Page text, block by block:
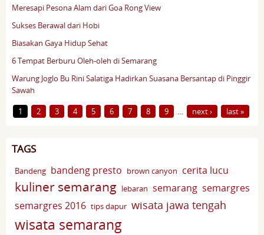
Meresapi Pesona Alam dari Goa Rong View
Sukses Berawal dari Hobi
Biasakan Gaya Hidup Sehat
6 Tempat Berburu Oleh-oleh di Semarang
Warung Joglo Bu Rini Salatiga Hadirkan Suasana Bersantap di Pinggir
Sawah
Pages
1 2 3 4 5 6 7 8 9 … next › last »
TAGS
Bandeng bandeng presto brown canyon cerita lucu
kuliner semarang lebaran semarang semargres
semargres 2016 tips dapur wisata jawa tengah
wisata semarang